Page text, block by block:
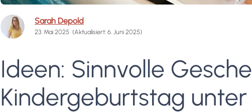
Sarah Depold
23. Mai 2025 (Aktualisiert: 6. Juni 2025)
Ideen: Sinnvolle
Kindergeburtstag unter